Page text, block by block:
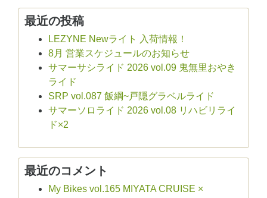
最近の投稿
LEZYNE Newライト 入荷情報！
8月 営業スケジュールのお知らせ
サマーサシライド 2026 vol.09 鬼無里おやき
ライド
SRP vol.087 飯綱~戸隠グラベルライド
サマーソロライド 2026 vol.08 リハビリライ
ド×2
最近のコメント
My Bikes vol.165 MIYATA CRUISE ×